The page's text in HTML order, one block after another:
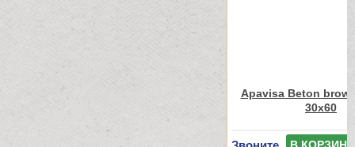
Apavisa Beton
30x60